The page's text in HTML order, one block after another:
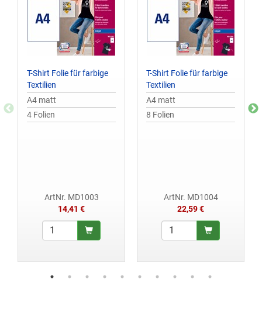
T-Shirt Folie für farbige
Textilien
A4 matt
4 Folien
ArtNr. MD1003
14,41 €
T-Shirt Folie für farbige
Textilien
A4 matt
8 Folien
ArtNr. MD1004
22,59 €